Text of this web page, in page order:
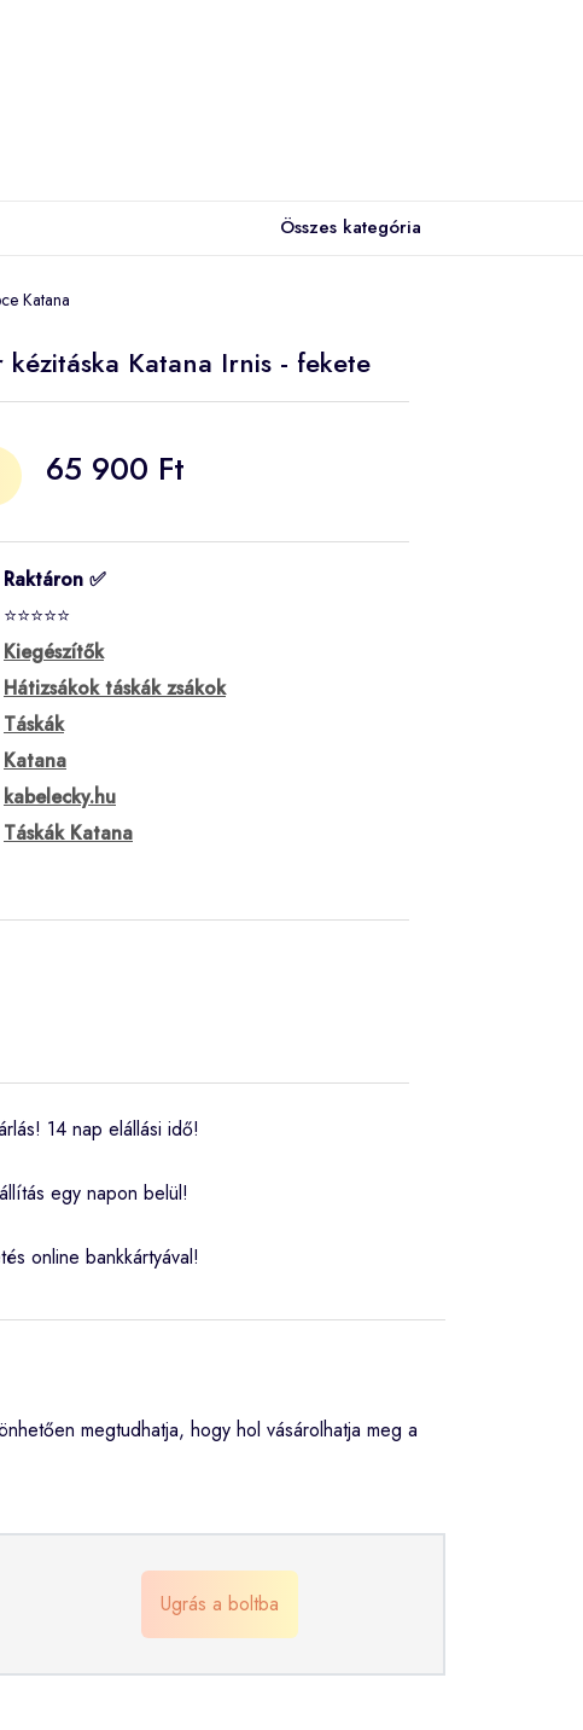
Összes kategória
Katana
kézitáska Katana Irnis - fekete
65 900 Ft
Raktáron ✅
⭐⭐⭐⭐⭐
Kiegészítők
Hátizsákok táskák zsákok
Táskák
Katana
kabelecky.hu
Táskák Katana
14 nap elállási idő!
egy napon belül!
online bankkártyával!
megtudhatja, hogy hol vásárolhatja meg a
Ugrás a boltba